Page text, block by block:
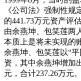
《公司法》强制性
的441.73万元资产评
由余燕坤、包笑莲两
本质上是将未实现的
余燕坤、包笑莲以“
资，其中余燕坤增加
元，合计237.26万元。